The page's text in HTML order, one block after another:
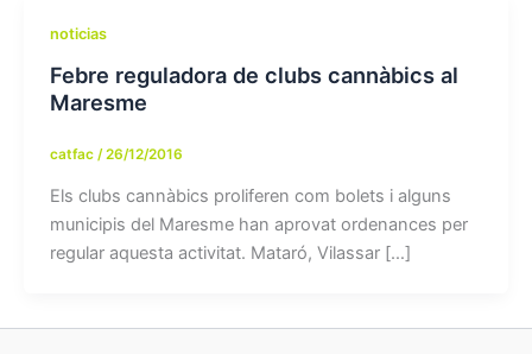
noticias
Febre reguladora de clubs cannàbics al
Maresme
catfac /26/12/2016
Els clubs cannàbics proliferen com bolets i alguns
municipis del Maresme han aprovat ordenances per
regular aquesta activitat. Mataró, Vilassar […]